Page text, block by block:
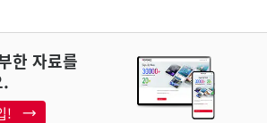
한 자료를
.
!